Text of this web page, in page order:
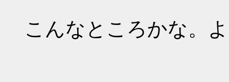
こんなところかな。